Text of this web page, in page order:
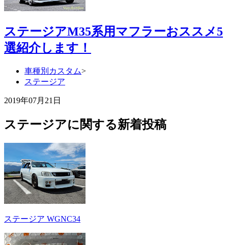
ステージアM35系用マフラーおススメ5
選紹介します！
車種別カスタム>
ステージア
2019年07月21日
ステージアに関する新着投稿
ステージア WGNC34